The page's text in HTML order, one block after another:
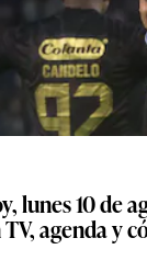
lunes 10 de
agenda y